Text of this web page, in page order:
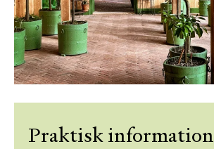
Praktisk information